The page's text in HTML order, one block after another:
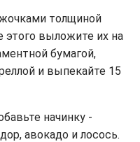
толщиной
этого выложите их на
бумагой,
и выпекайте 15
начинку -
авокадо и лосось.